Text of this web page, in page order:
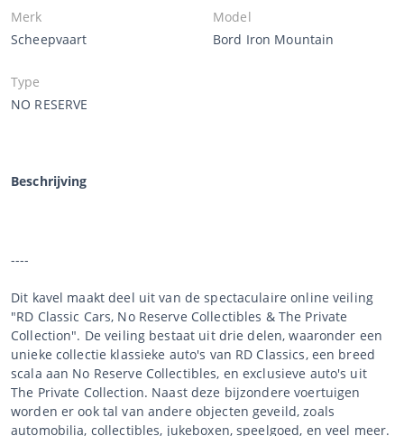
Merk
Scheepvaart
Model
Bord Iron Mountain
Type
NO RESERVE
Beschrijving
----
Dit kavel maakt deel uit van de spectaculaire online veiling
"RD Classic Cars, No Reserve Collectibles & The Private
Collection". De veiling bestaat uit drie delen, waaronder een
unieke collectie klassieke auto's van RD Classics, een breed
scala aan No Reserve Collectibles, en exclusieve auto's uit
The Private Collection. Naast deze bijzondere voertuigen
worden er ook tal van andere objecten geveild, zoals
automobilia, collectibles, jukeboxen, speelgoed, en veel meer.